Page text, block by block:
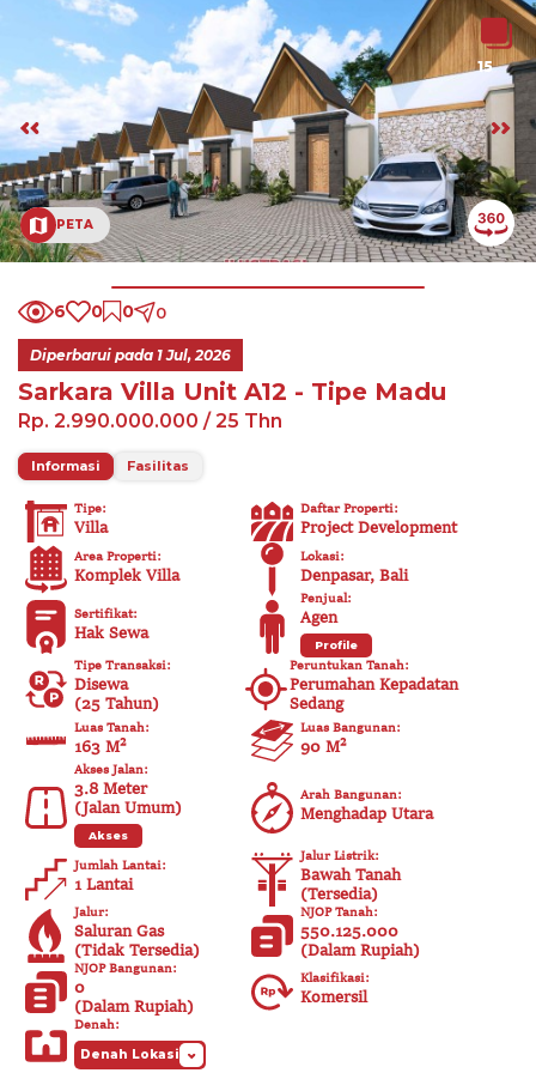
15
PETA
6 0 0 0
Diperbarui pada 1 Jul, 2026
Sarkara Villa Unit A12 - Tipe Madu
Rp. 2.990.000.000 / 25 Thn
Informasi Fasilitas
Tipe:
Villa
Daftar Properti:
Project Development
Area Properti:
Komplek Villa
Lokasi:
Denpasar, Bali
Sertifikat:
Hak Sewa
Penjual:
Agen
Profile
Tipe Transaksi:
Disewa
(25 Tahun)
Peruntukan Tanah:
Perumahan Kepadatan
Sedang
Luas Tanah:
163 M²
Luas Bangunan:
90 M²
Akses Jalan:
3.8 Meter
(Jalan Umum)
Akses
Arah Bangunan:
Menghadap Utara
Jumlah Lantai:
1 Lantai
Jalur Listrik:
Bawah Tanah
(Tersedia)
Jalur:
Saluran Gas
(Tidak Tersedia)
NJOP Tanah:
550.125.000
(Dalam Rupiah)
NJOP Bangunan:
0
(Dalam Rupiah)
Klasifikasi:
Komersil
Denah:
Denah Lokasi